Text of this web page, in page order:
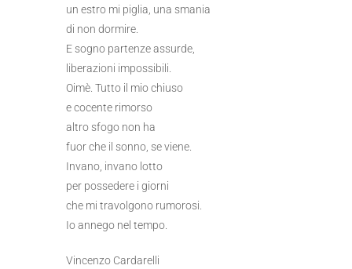
un estro mi piglia, una smania
di non dormire.
E sogno partenze assurde,
liberazioni impossibili.
Oimè. Tutto il mio chiuso
e cocente rimorso
altro sfogo non ha
fuor che il sonno, se viene.
Invano, invano lotto
per possedere i giorni
che mi travolgono rumorosi.
Io annego nel tempo.
Vincenzo Cardarelli